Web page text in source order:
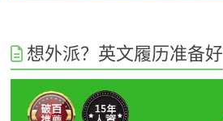
想外派？英文履历准备好